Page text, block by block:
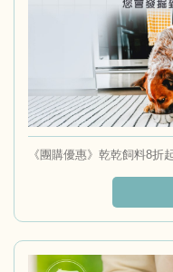
《團購優惠》乾乾飼料8折